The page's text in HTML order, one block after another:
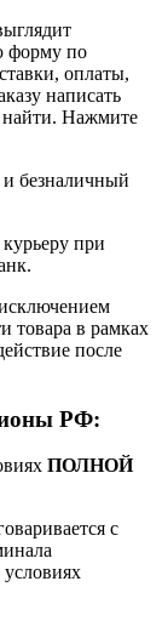
форму по
оплаты,
написать
найти. Нажмите
безналичный
при
товара в рамках
после
РФ:
ПОЛНОЙ
с